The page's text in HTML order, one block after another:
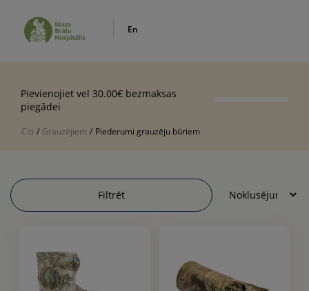
En
Pievienojiet vel 30.00€ bezmaksas
piegādei
Citi / Grauzējiem / Piederumi grauzēju būriem
Filtrēt